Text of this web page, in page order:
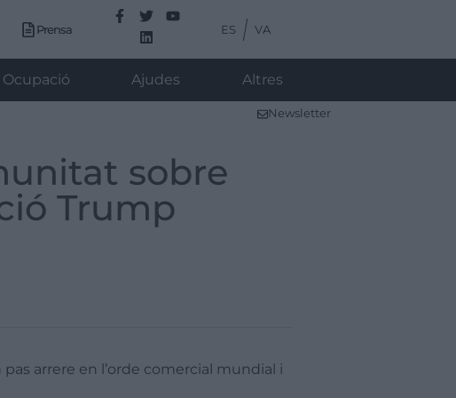
Prensa ES VA
Ajudes Altres
Newsletter
sobre
Trump
arrere en l’orde comercial mundial i